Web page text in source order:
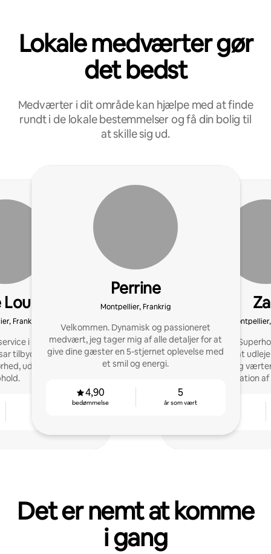
Lokale medværter gør
det bedst
Medværter i dit område kan hjælpe med at finde
rundt i de lokale bestemmelser og få din bolig til
at skille sig ud.
& César
Frankrig
i Montpellier: Les
tilbyder komplet
udvikling og rolige
Perrine
Montpellier, Frankrig
Velkommen. Dynamisk og passioneret
medvært, jeg tager mig af alle detaljer for at
give dine gæster en 5-stjernet oplevelse med
et smil og energi.
4,90
bedømmelse
5
år som vært
Jeg har været
begyndte med at
hjælper jeg
administration
Det er nemt at komme
i gang